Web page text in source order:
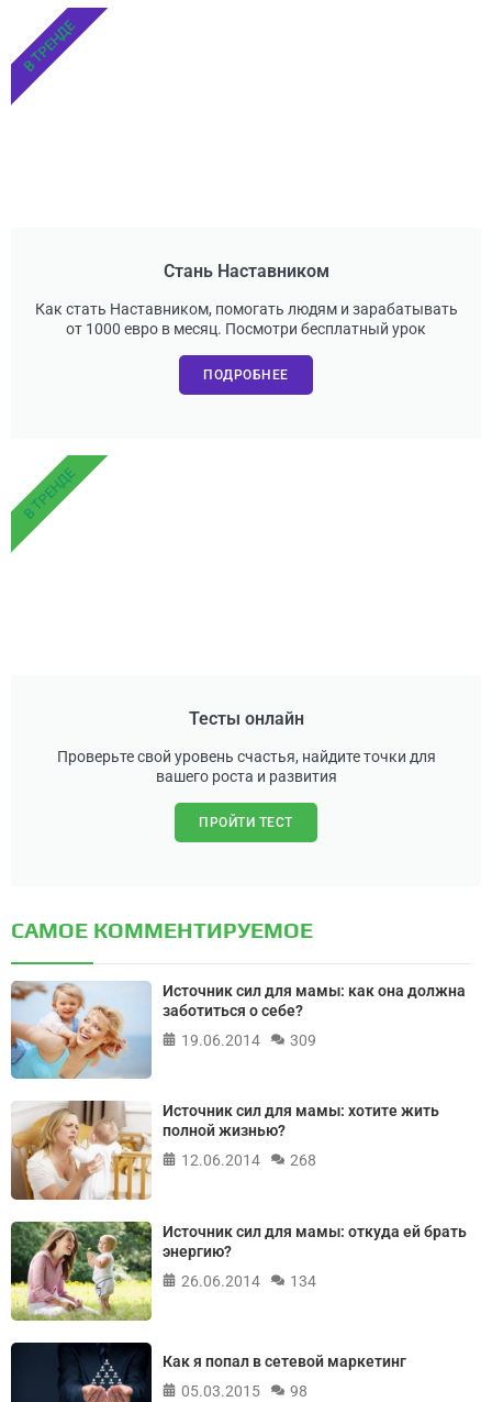
Стань Наставником
Как стать Наставником, помогать людям и зарабатывать
от 1000 евро в месяц. Посмотри бесплатный урок
ПОДРОБНЕЕ
В ТРЕНДЕ
Тесты онлайн
Проверьте свой уровень счастья, найдите точки для
вашего роста и развития
ПРОЙТИ ТЕСТ
В ТРЕНДЕ
САМОЕ КОММЕНТИРУЕМОЕ
Источник сил для мамы: как она должна
заботиться о себе?
19.06.2014
309
Источник сил для мамы: хотите жить
полной жизнью?
12.06.2014
268
Источник сил для мамы: откуда ей брать
энергию?
26.06.2014
134
Как я попал в сетевой маркетинг
05.03.2015
98